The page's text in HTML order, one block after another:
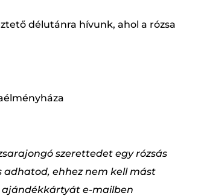
délutánra hívunk, ahol a rózsa
szerettedet egy rózsás
ehhez nem kell mást
e-mailben